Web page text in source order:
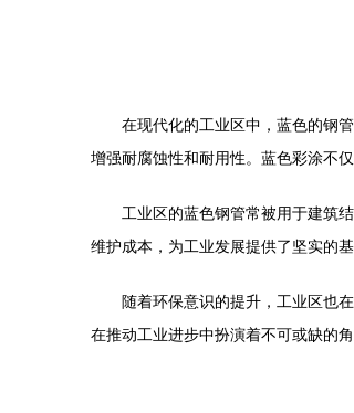
在现代化的工业区中，蓝色的钢
增强耐腐蚀性和耐用性。蓝色彩涂不
工业区的蓝色钢管常被用于建筑
维护成本，为工业发展提供了坚实的基
随着环保意识的提升，工业区也
在推动工业进步中扮演着不可或缺的角